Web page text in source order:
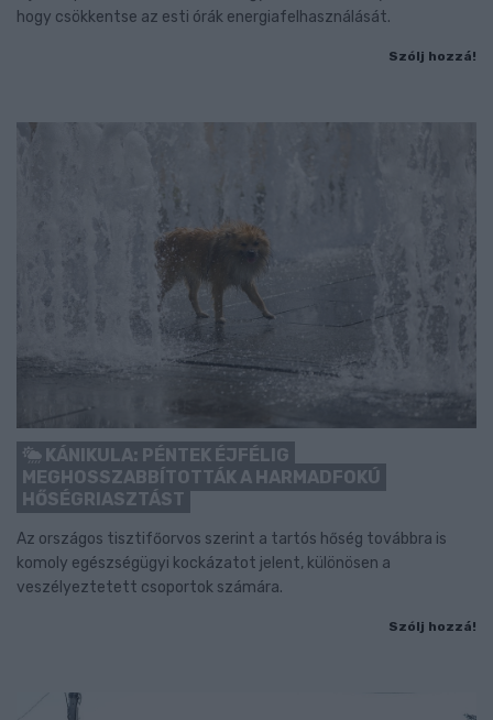
hogy csökkentse az esti órák energiafelhasználását.
Szólj hozzá!
KÁNIKULA: PÉNTEK ÉJFÉLIG
MEGHOSSZABBÍTOTTÁK A HARMADFOKÚ
HŐSÉGRIASZTÁST
Az országos tisztifőorvos szerint a tartós hőség továbbra is
komoly egészségügyi kockázatot jelent, különösen a
veszélyeztetett csoportok számára.
Szólj hozzá!